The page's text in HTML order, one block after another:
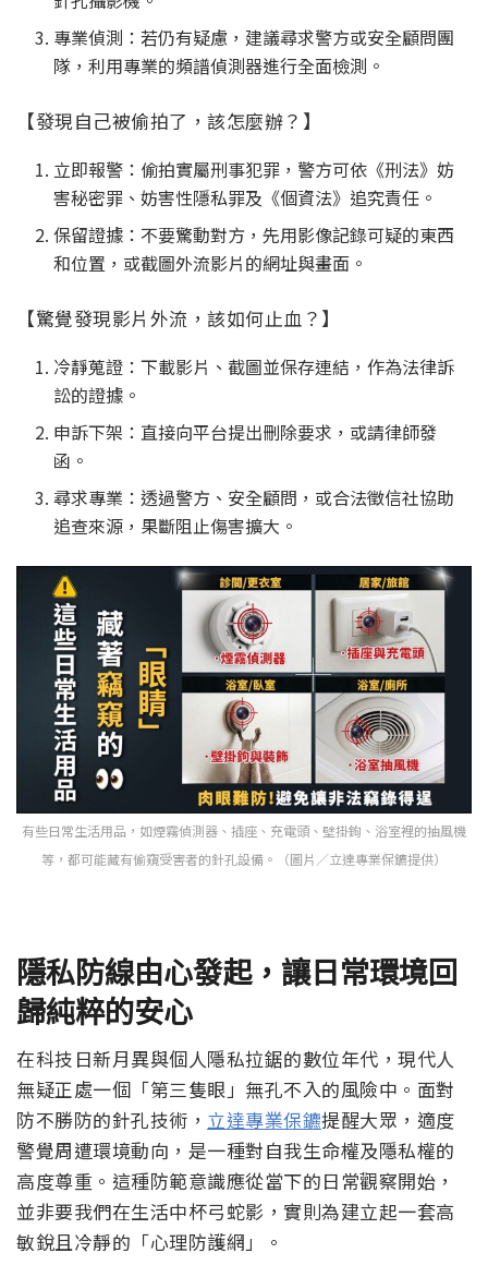
專業偵測：若仍有疑慮，建議尋求警方或安全顧問團
隊，利用專業的頻譜偵測器進行全面檢測。
【發現自己被偷拍了，該怎麼辦？】
立即報警：偷拍實屬刑事犯罪，警方可依《刑法》妨
害秘密罪、妨害性隱私罪及《個資法》追究責任。
保留證據：不要驚動對方，先用影像記錄可疑的東西
和位置，或截圖外流影片的網址與畫面。
【驚覺發現影片外流，該如何止血？】
冷靜蒐證：下載影片、截圖並保存連結，作為法律訴
訟的證據。
申訴下架：直接向平台提出刪除要求，或請律師發
函。
尋求專業：透過警方、安全顧問，或合法徵信社協助
追查來源，果斷阻止傷害擴大。
有些日常生活用品，如煙霧偵測器、插座、充電頭、壁掛鉤、浴室裡的抽風機
等，都可能藏有偷窺受害者的針孔設備。（圖片／立達專業保鑣提供）
隱私防線由心發起，讓日常環境回
歸純粹的安心
在科技日新月異與個人隱私拉鋸的數位年代，現代人
無疑正處一個「第三隻眼」無孔不入的風險中。面對
防不勝防的針孔技術， 立達專業保鑣提醒大眾，適度
警覺周遭環境動向，是一種對自我生命權及隱私權的
高度尊重。這種防範意識應從當下的日常觀察開始，
並非要我們在生活中杯弓蛇影，實則為建立起一套高
敏銳且冷靜的「心理防護網」。